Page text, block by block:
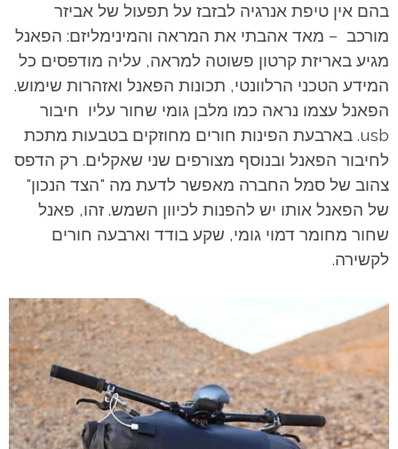
בהם אין טיפת אנרגיה לבזבז על תפעול של אביזר
מורכב – מאד אהבתי את המראה והמינימליזם: הפאנל
מגיע באריזת קרטון פשוטה למראה, עליה מודפסים כל
המידע הטכני הרלוונטי, תכונות הפאנל ואזהרות שימוש.
הפאנל עצמו נראה כמו מלבן גומי שחור עליו חיבור
usb. בארבעת הפינות חורים מחוזקים בטבעות מתכת
לחיבור הפאנל ובנוסף מצורפים שני שאקלים. רק הדפס
צהוב של סמל החברה מאפשר לדעת מה "הצד הנכון"
של הפאנל אותו יש להפנות לכיוון השמש. זהו, פאנל
שחור מחומר דמוי גומי, שקע בודד וארבעה חורים
לקשירה.